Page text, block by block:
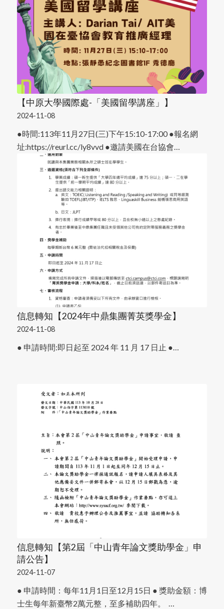
【中原大學國際處-「美國留學講座」】
2024-11-08
●時間:113年11月27日(三)下午15:10-17:00 ●報名網
址:https://reurl.cc/ly8vvd ●邀請美國在台協會…
信息轉知【2024年中鼎集團菁英獎學金】
2024-11-08
● 申請時間:即日起至 2024 年 11 月 17 日止 ●…
信息轉知【第2屆「中山青年論文獎助學金」申
請公告】
2024-11-07
● 申請時間：每年11月1日至12月15日 ● 獎助金額：博
士生每年新臺幣2萬元整，至多補助四年。 …